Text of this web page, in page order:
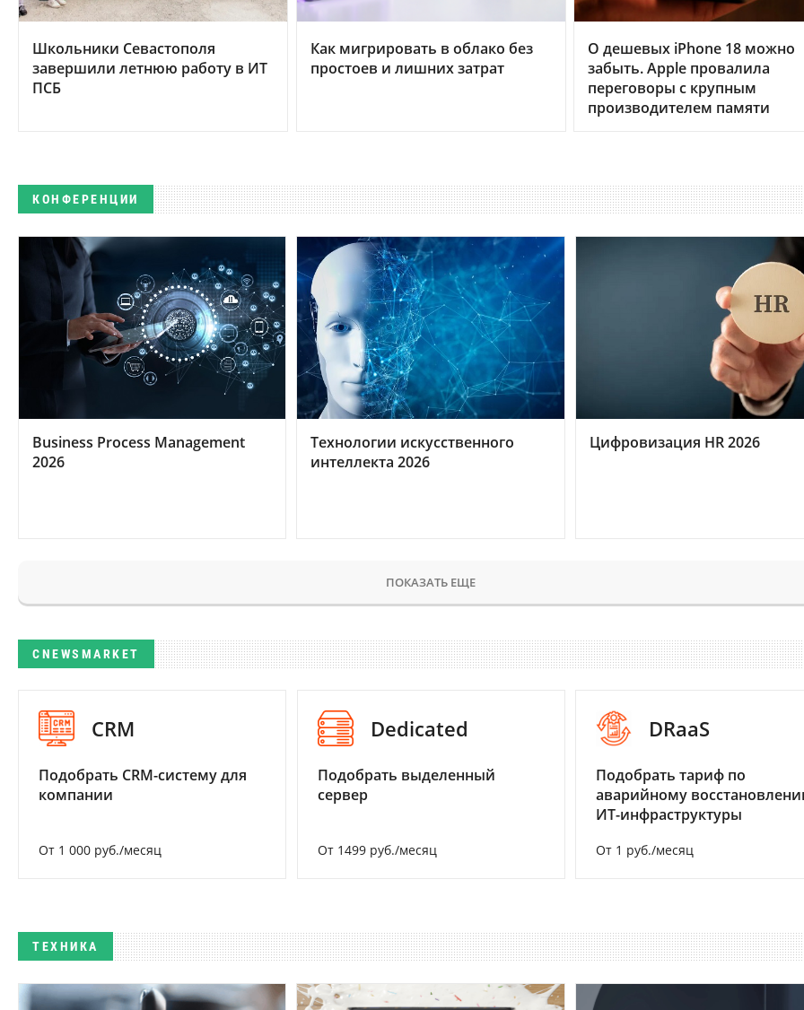
Школьники Севастополя
завершили летнюю работу в ИТ
ПСБ
Как мигрировать в облако без
простоев и лишних затрат
О дешевых iPhone 18 можно
забыть. Apple провалила
переговоры с крупным
производителем памяти
КОНФЕРЕНЦИИ
Business Process Management
2026
Технологии искусственного
интеллекта 2026
Цифровизация HR 2026
ПОКАЗАТЬ ЕЩЕ
CNEWSMARKET
CRM
Подобрать CRM-систему для
компании
От 1 000 руб./месяц
Dedicated
Подобрать выделенный
сервер
От 1499 руб./месяц
DRaaS
Подобрать тариф по
аварийному
ИТ-инфраструктуры
От 1 руб./месяц
ТЕХНИКА